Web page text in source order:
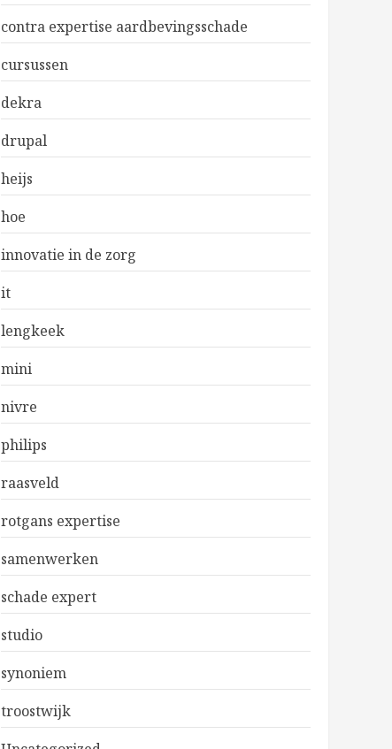
contra expertise aardbevingsschade
cursussen
dekra
drupal
heijs
hoe
innovatie in de zorg
it
lengkeek
mini
nivre
philips
raasveld
rotgans expertise
samenwerken
schade expert
studio
synoniem
troostwijk